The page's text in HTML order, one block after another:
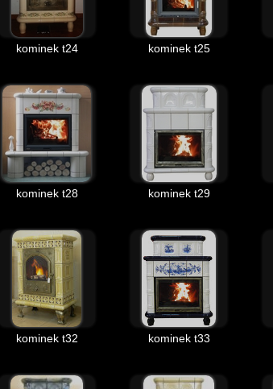
kominek t24 kominek t25
kominek t28 kominek t29
kominek t32 kominek t33